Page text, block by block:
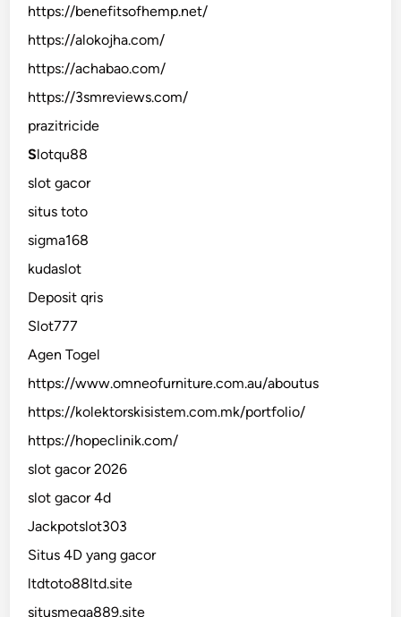
https://benefitsofhemp.net/
https://alokojha.com/
https://achabao.com/
https://3smreviews.com/
prazitricide
Slotqu88
slot gacor
situs toto
sigma168
kudaslot
Deposit qris
Slot777
Agen Togel
https://www.omneofurniture.com.au/aboutus
https://kolektorskisistem.com.mk/portfolio/
https://hopeclinik.com/
slot gacor 2026
slot gacor 4d
Jackpotslot303
Situs 4D yang gacor
ltdtoto88ltd.site
situsmega889.site